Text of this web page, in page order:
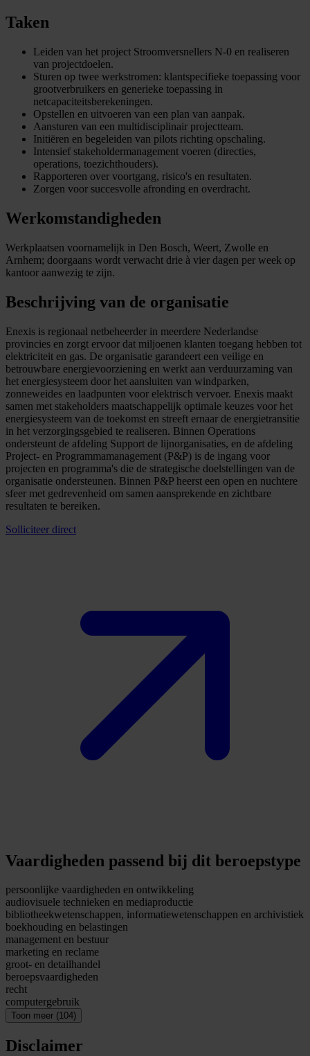
Taken
Leiden van het project Stroomversnellers N-0 en realiseren
van projectdoelen.
Sturen op twee werkstromen: klantspecifieke toepassing voor
grootverbruikers en generieke toepassing in
netcapaciteitsberekeningen.
Opstellen en uitvoeren van een plan van aanpak.
Aansturen van een multidisciplinair projectteam.
Initiëren en begeleiden van pilots richting opschaling.
Intensief stakeholdermanagement voeren (directies,
operations, toezichthouders).
Rapporteren over voortgang, risico's en resultaten.
Zorgen voor succesvolle afronding en overdracht.
Werkomstandigheden
Werkplaatsen voornamelijk in Den Bosch, Weert, Zwolle en
Arnhem; doorgaans wordt verwacht drie à vier dagen per week op
kantoor aanwezig te zijn.
Beschrijving van de organisatie
Enexis is regionaal netbeheerder in meerdere Nederlandse
provincies en zorgt ervoor dat miljoenen klanten toegang hebben tot
elektriciteit en gas. De organisatie garandeert een veilige en
betrouwbare energievoorziening en werkt aan verduurzaming van
het energiesysteem door het aansluiten van windparken,
zonneweides en laadpunten voor elektrisch vervoer. Enexis maakt
samen met stakeholders maatschappelijk optimale keuzes voor het
energiesysteem van de toekomst en streeft ernaar de energietransitie
in het verzorgingsgebied te realiseren. Binnen Operations
ondersteunt de afdeling Support de lijnorganisaties, en de afdeling
Project- en Programmamanagement (P&P) is de ingang voor
projecten en programma's die de strategische doelstellingen van de
organisatie ondersteunen. Binnen P&P heerst een open en nuchtere
sfeer met gedrevenheid om samen aansprekende en zichtbare
resultaten te bereiken.
Solliciteer direct
Vaardigheden passend bij dit beroepstype
persoonlijke vaardigheden en ontwikkeling
audiovisuele technieken en mediaproductie
bibliotheekwetenschappen, informatiewetenschappen en archivistiek
boekhouding en belastingen
management en bestuur
marketing en reclame
groot- en detailhandel
beroepsvaardigheden
recht
computergebruik
Toon meer (104)
Disclaimer